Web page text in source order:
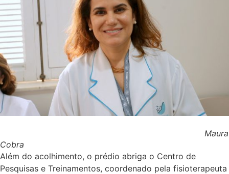
Maura
Cobra
Além do acolhimento, o prédio abriga o Centro de
Pesquisas e Treinamentos, coordenado pela fisioterapeuta